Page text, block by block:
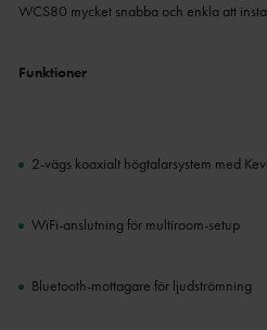
WCS80 mycket snabba och enkla att
Funktioner
2-vägs koaxialt högtalarsystem med
WiFi-anslutning för multiroom-setup
Bluetooth-mottagare för ljudströmning